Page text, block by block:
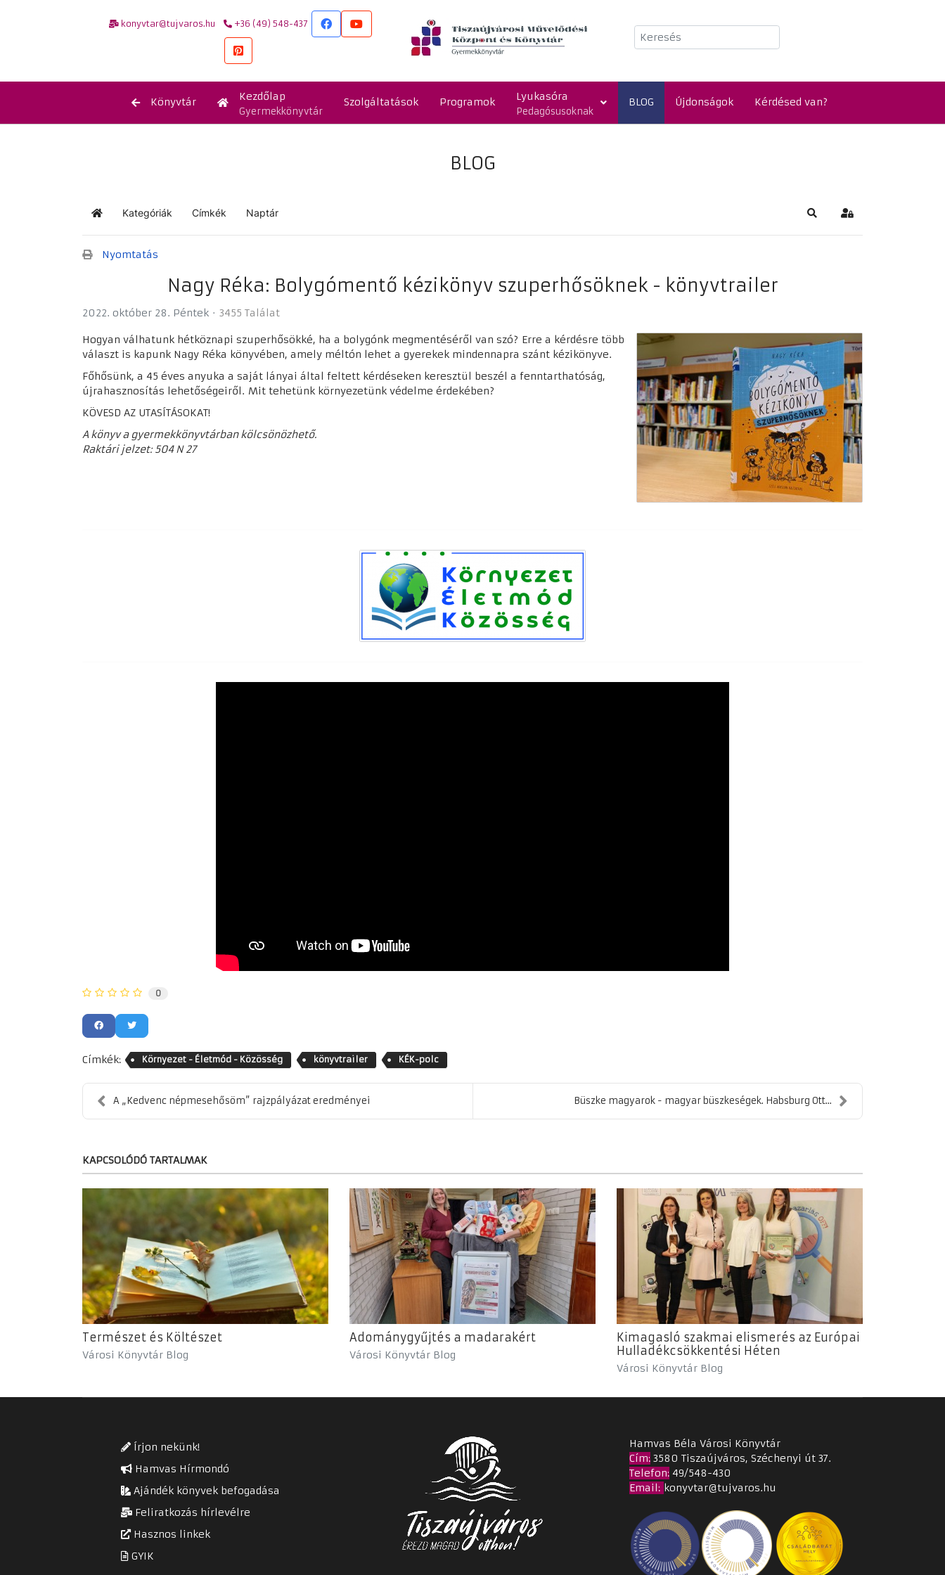
konyvtar@tujvaros.hu +36 (49) 548-437
Keresés
Könyvtár Kezdőlap
Gyermekkönyvtár
Szolgáltatások Programok Lyukasóra
Pedagósusoknak
BLOG Újdonságok Kérdésed van?
BLOG
KezdőlapKategóriák Címkék Naptár KeresésBejelentkezés
Nyomtatás
Nagy Réka: Bolygómentő kézikönyv szuperhősöknek - könyvtrailer
2022. október 28. Péntek 3455 Találat
Hogyan válhatunk hétköznapi szuperhősökké, ha a bolygónk megmentéséről van szó? Erre a kérdésre több
választ is kapunk Nagy Réka könyvében, amely méltón lehet a gyerekek mindennapra szánt kézikönyve.
Főhősünk, a 45 éves anyuka a saját lányai által feltett kérdéseken keresztül beszél a fenntarthatóság,
újrahasznosítás lehetőségeiről. Mit tehetünk környezetünk védelme érdekében?
KÖVESD AZ UTASÍTÁSOKAT!
A könyv a gyermekkönyvtárban kölcsönözhető.
Raktári jelzet: 504 N 27
0
Címkék: Környezet - Életmód - Közösség könyvtrailer KÉK-polc
A „Kedvenc népmesehősöm” rajzpályázat eredményei Büszke magyarok - magyar büszkeségek. Habsburg Ott...
KAPCSOLÓDÓ TARTALMAK
Természet és Költészet
Városi Könyvtár Blog
Adománygyűjtés a madarakért
Városi Könyvtár Blog
Kimagasló szakmai elismerés az Európai
Hulladékcsökkentési Héten
Városi Könyvtár Blog
Írjon nekünk!
Hamvas Hírmondó
Ajándék könyvek befogadása
Feliratkozás hírlevélre
Hasznos linkek
GYIK
Hamvas Béla Városi Könyvtár
Cím:3580 Tiszaújváros, Széchenyi út 37.
Telefon:49/548-430
Email: konyvtar@tujvaros.hu